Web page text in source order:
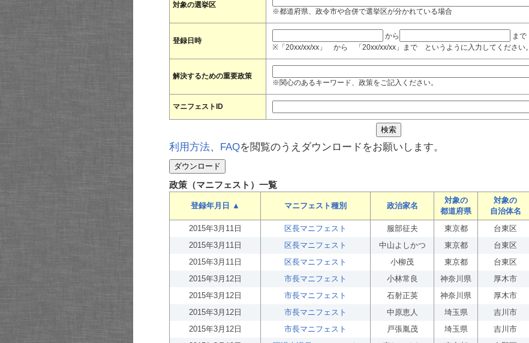
対象の選挙区
※都道府県、政令市や合併で選挙区が分かれている場合
登録日時
から
まで
※「20xx/xx/xx」 から 「20xx/xx/xx」まで というように入力してください。
解決するための重要政策
※関心のあるキーワード、政策をご記入ください。
マニフェストID
利用方法、 FAQを閲覧のうえダウンロードをお願いします。
政策（マニフェスト）一覧
登録年月日 ▲ マニフェスト種別 政治家名
対象の
都道府県
対象の
自治体名
2015年3月11日
区長マニフェスト 服部征夫 東京都 台東区
2015年3月11日
区長マニフェスト 中山よしかつ 東京都 台東区
2015年3月11日
区長マニフェスト 小柳茂 東京都 台東区
2015年3月12日
市長マニフェスト 小林常良 神奈川県 厚木市
2015年3月12日
市長マニフェスト 石射正英 神奈川県 厚木市
2015年3月12日
市長マニフェスト 中原恵人 埼玉県 吉川市
2015年3月12日
市長マニフェスト 戸張胤茂 埼玉県 吉川市